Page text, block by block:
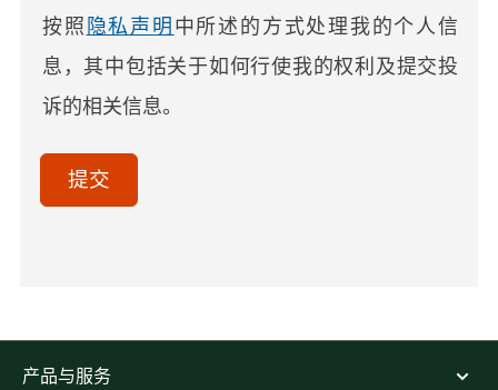
按照 隐私声明 中所述的方式处理我的个人信
息，其中包括关于如何行使我的权利及提交投
诉的相关信息。
提交
产品与服务